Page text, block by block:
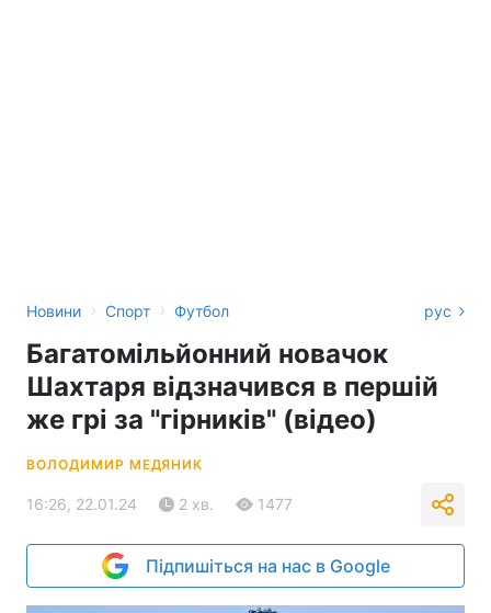
Новини › Спорт › Футбол рус
Багатомільйонний новачок
Шахтаря відзначився в першій
же грі за "гірників" (відео)
ВОЛОДИМИР МЕДЯНИК
16:26, 22.01.24 2 хв. 1477
Підпишіться на нас в Google